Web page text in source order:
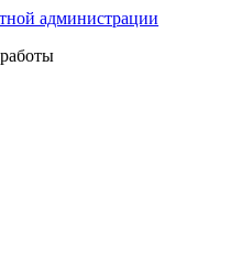
администрации